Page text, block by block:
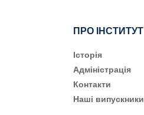
ПРО ІНСТИТУТ
Історія
Адміністрація
Контакти
Наші випускники